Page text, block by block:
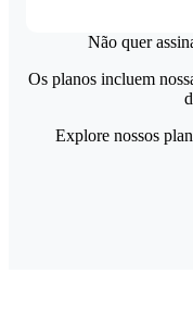
Não quer
Os planos incluem
Explore nossos